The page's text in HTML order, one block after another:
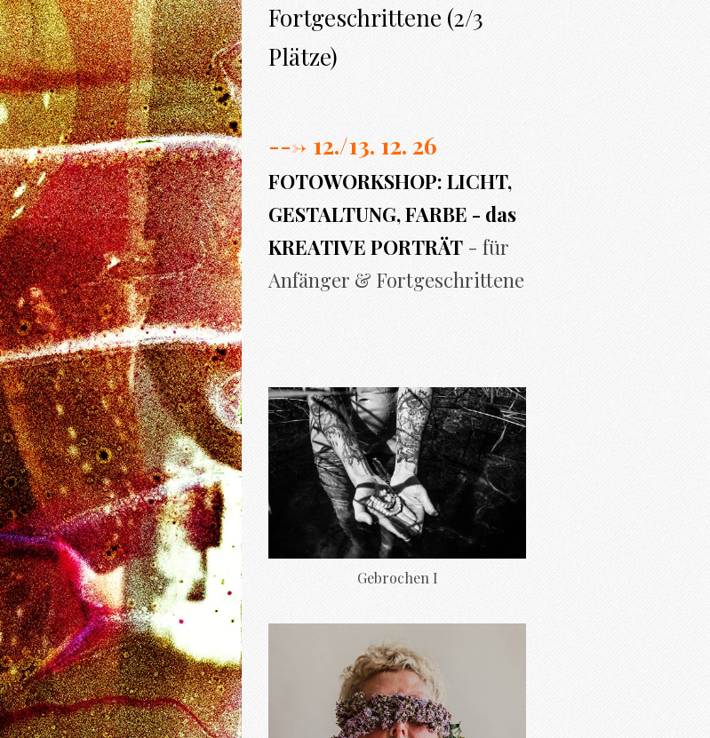
Fortgeschrittene (2/3
Plätze)
---> 12./13. 12. 26
FOTOWORKSHOP: LICHT,
GESTALTUNG, FARBE - das
KREATIVE PORTRÄT - für
Anfänger & Fortgeschrittene
Gebrochen I